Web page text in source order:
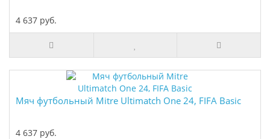
4 637 руб.
Мяч футбольный Mitre Ultimatch One 24, FIFA Basic
4 637 руб.